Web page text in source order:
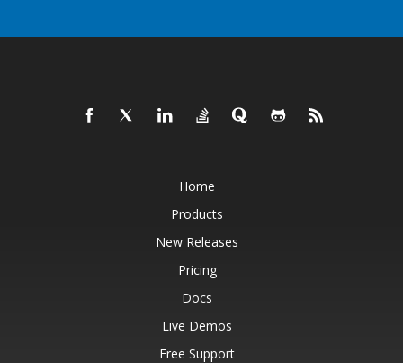
Home
Products
New Releases
Pricing
Docs
Live Demos
Free Support